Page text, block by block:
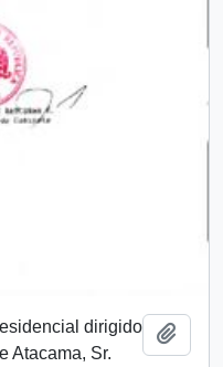
dirigido
Atacama, Sr.